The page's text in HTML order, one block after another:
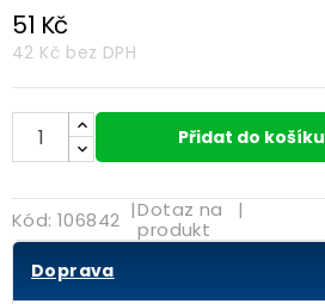
51 Kč
42 Kč bez DPH
Přidat do košíku
Kód: 106842 |Dotaz na
produkt
|
Doprava